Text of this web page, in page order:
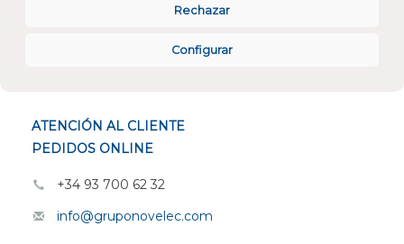
Configurar
Rechazar
ATENCIÓN AL CLIENTE
PEDIDOS ONLINE
+34 93 700 62 32
info@gruponovelec.com